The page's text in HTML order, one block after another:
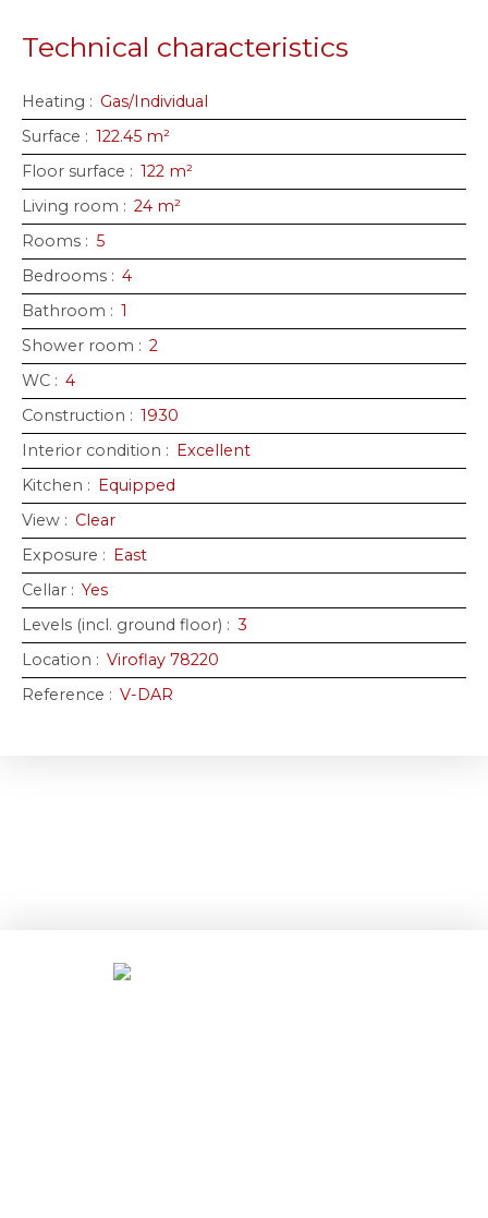
Technical characteristics
Heating : Gas/Individual
Surface : 122.45 m²
Floor surface : 122 m²
Living room : 24 m²
Rooms : 5
Bedrooms : 4
Bathroom : 1
Shower room : 2
WC : 4
Construction : 1930
Interior condition : Excellent
Kitchen : Equipped
View : Clear
Exposure : East
Cellar : Yes
Levels (incl. ground floor) : 3
Location : Viroflay 78220
Reference : V-DAR